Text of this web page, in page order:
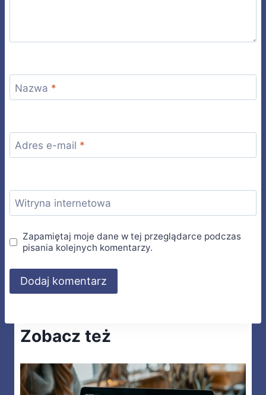
Nazwa *
Adres e-mail *
Witryna internetowa
Zapamiętaj moje dane w tej przeglądarce podczas
pisania kolejnych komentarzy.
Zobacz też